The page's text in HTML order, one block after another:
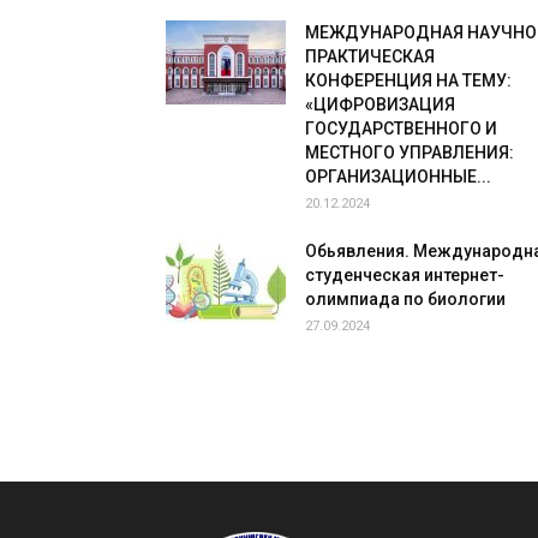
МЕЖДУНАРОДНАЯ
ПРАКТИЧЕСКАЯ
КОНФЕРЕНЦИЯ НА ТЕМУ:
«ЦИФРОВИЗАЦИЯ
ГОСУДАРСТВЕННОГО И
МЕСТНОГО УПРАВЛЕНИЯ:
ОРГАНИЗАЦИОННЫЕ...
20.12.2024
Обьявления.
студенческая интернет-
олимпиада по биологии
27.09.2024